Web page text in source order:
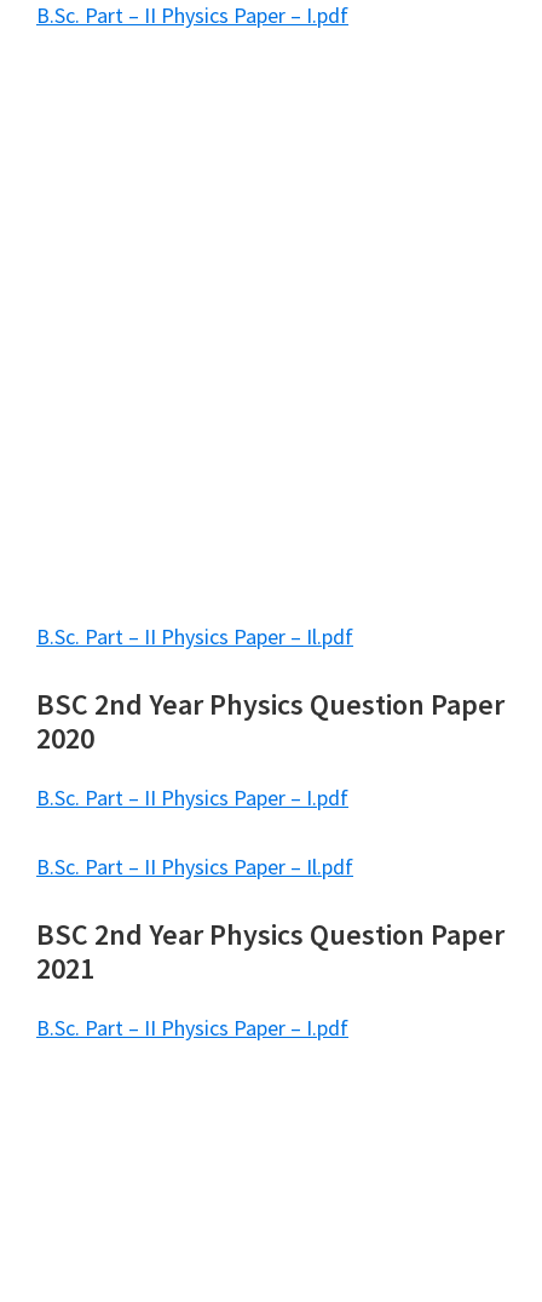
B.Sc. Part – II Physics Paper – I.pdf
B.Sc. Part – II Physics Paper – Il.pdf
BSC 2nd Year Physics Question Paper
2020
B.Sc. Part – II Physics Paper – I.pdf
B.Sc. Part – II Physics Paper – Il.pdf
BSC 2nd Year Physics Question Paper
2021
B.Sc. Part – II Physics Paper – I.pdf